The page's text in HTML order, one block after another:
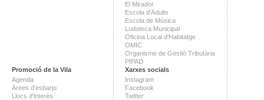
El Mirador
Escola d'Adults
Escola de Música
Ludoteca Municipal
Oficina Local d'Habitatge
OMIC
Organisme de Gestió Tributària
PIPAD
Promoció de la Vila
Agenda
Àrees d'esbarjo
Llocs d'interès
Xarxes socials
Instagram
Facebook
Twitter